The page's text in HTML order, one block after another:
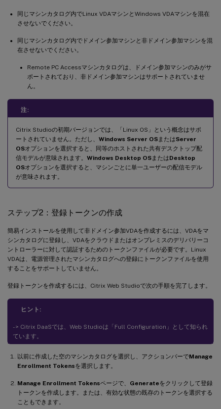
同じマシンカタログ内でLinux VDAマシンとWindows VDAマシンを混在
させないでください。
同じマシンカタログ内でドメイン参加マシンと非ドメイン参加マシンを混
在させないでください。
Remote PC Accessマシンカタログは、ドメイン参加マシンのみがサ
ポートされており、非ドメイン参加マシンはサポートされていませ
ん。
注:
Citrix Studioの初期バージョンでは、「Linux OS」という概念はサポ
ートされていません。ただし、 Windows Server OSまたはServer
OSオプションを選択すると、同等のホストされた共有デスクトップ配
信モデルが意味されます。 Windows Desktop OSまたはDesktop
OSオプションを選択すると、マシンごとに単一ユーザーの配信モデル
が意味されます。
ステップ2：登録トークンの作成
簡易インストールを使用して非ドメイン参加VDAを作成するには、VDAをマ
シンカタログに登録し、VDAをクラウドまたはオンプレミスのデリバリーコ
ントローラーに対して認証するためのトークンファイルが必要です。Linux
VDAは、電源管理されたマシンカタログへの登録にトークンファイルを使用
することをサポートしていません。
登録トークンを作成するには、Citrix Web Studioで次の手順を完了します。
ヒント:
- > Citrix DaaSでは、Web Studioは「Full Configuration」として知られ
ています。
以前に作成した空のマシンカタログを選択し、アクションバーでManage
Enrollment Tokensを選択します。
Manage Enrollment Tokensページで、 Generateをクリックして登録
トークンを作成します。または、有効な状態の既存のトークンを選択する
こともできます。